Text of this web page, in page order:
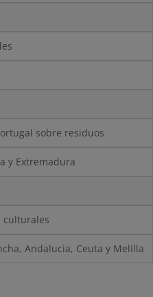
sobre residuos
y Extremadura
culturales
Andalucia, Ceuta y Melilla